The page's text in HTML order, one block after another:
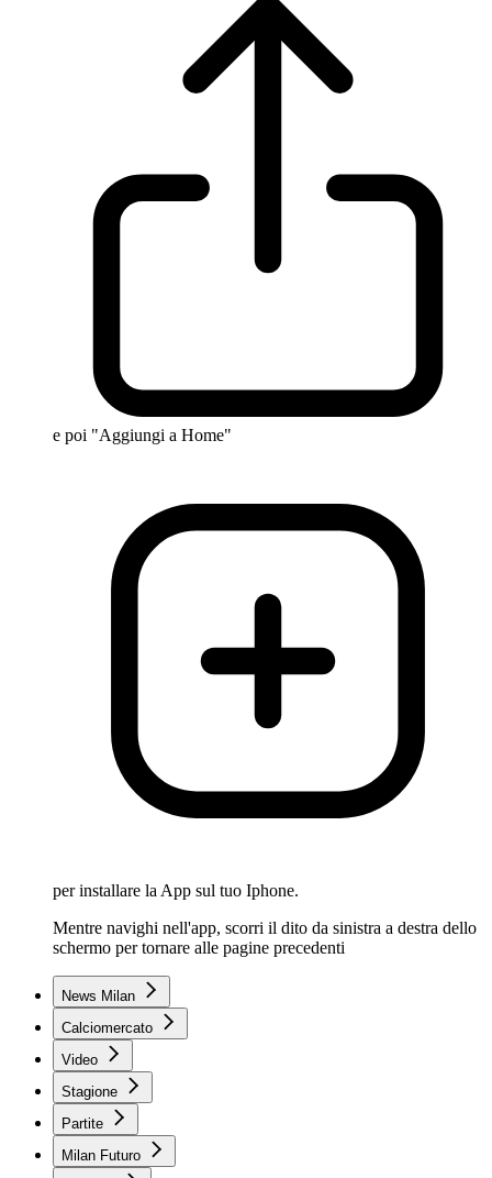
e poi "Aggiungi a Home"
per installare la App sul tuo Iphone.
Mentre navighi nell'app, scorri il dito da sinistra a destra dello
schermo per tornare alle pagine precedenti
News Milan
Calciomercato
Video
Stagione
Partite
Milan Futuro